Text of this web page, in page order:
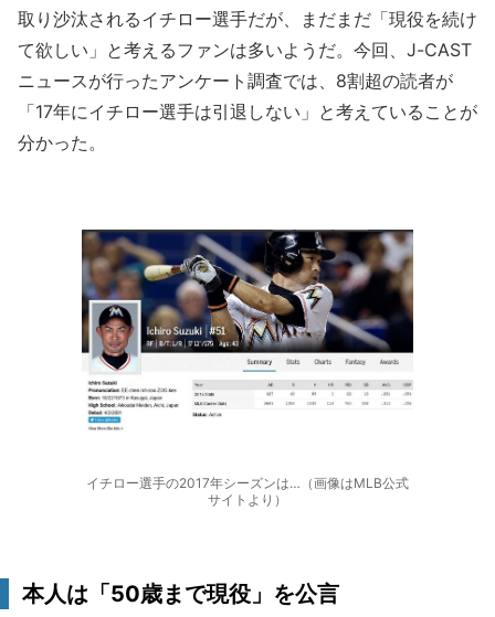
取り沙汰されるイチロー選手だが、まだまだ「現役を続け
て欲しい」と考えるファンは多いようだ。今回、J-CAST
ニュースが行ったアンケート調査では、8割超の読者が
「17年にイチロー選手は引退しない」と考えていることが
分かった。
イチロー選手の2017年シーズンは…（画像はMLB公式
サイトより）
本人は「50歳まで現役」を公言